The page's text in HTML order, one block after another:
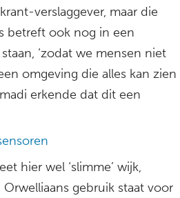
verslaggever, maar die
betreft ook nog in een
‘zodat we mensen niet
omgeving die alles kan zien
erkende dat dit een
hier wel ‘slimme’ wijk,
Orwelliaans gebruik staat voor